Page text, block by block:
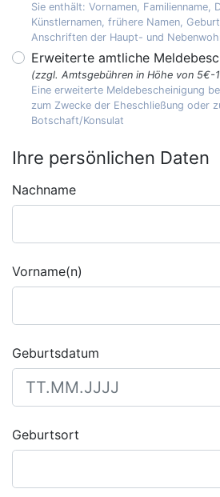
Sie enthält: Vornamen, Familienname,
Künstlernamen, frühere Namen,
Anschriften der Haupt- und
Erweiterte amtliche
(zzgl. Amtsgebühren in Höhe von 5€-
Eine erweiterte Meldebescheinigung
zum Zwecke der Eheschließung oder
Botschaft/Konsulat
Ihre persönlichen Daten
Nachname
Vorname(n)
Geburtsdatum
Geburtsort